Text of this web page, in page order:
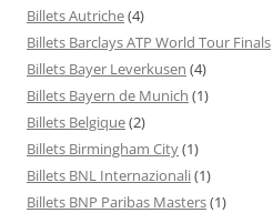
Billets Autriche(4)
Billets Barclays ATP World Tour Finals
Billets Bayer Leverkusen (4)
Billets Bayern de Munich (1)
Billets Belgique(2)
Billets Birmingham City(1)
Billets BNL Internazionali(1)
Billets BNP Paribas Masters(1)